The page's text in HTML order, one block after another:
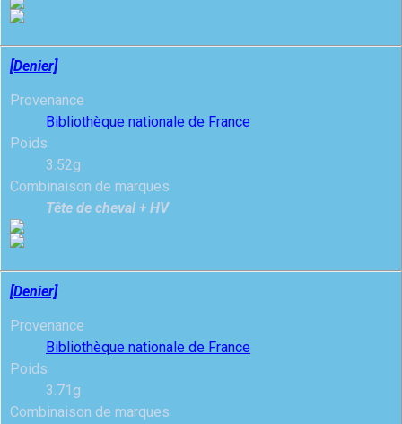
[Denier]
Provenance
Bibliothèque nationale de France
Poids
3.52g
Combinaison de marques
Tête de cheval + HV
[Denier]
Provenance
Bibliothèque nationale de France
Poids
3.71g
Combinaison de marques